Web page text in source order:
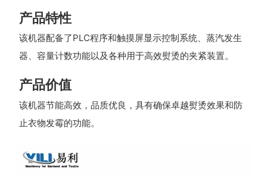
产品特性
该机器配备了PLC程序和触摸屏显示控制系统、蒸汽发生
器、容量计数功能以及各种用于高效熨烫的夹紧装置。
产品价值
该机器节能高效，品质优良，具有确保卓越熨烫效果和防
止衣物发霉的功能。